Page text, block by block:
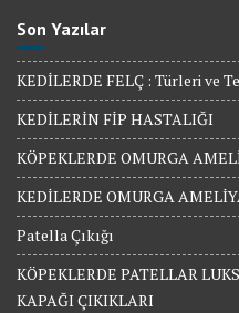
Son Yazılar
KEDİLERDE FELÇ : Türleri ve
KEDİLERİN FİP HASTALIĞI
KÖPEKLERDE OMURGA
KEDİLERDE OMURGA
Patella Çıkığı
KÖPEKLERDE PATELLAR
KAPAĞI ÇIKIKLARI